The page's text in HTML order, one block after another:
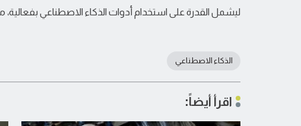
ليشمل القدرة على استخدام أدوات الذكاء الاصطناعي
الذكاء الاصطناعي
اقرأ أيضاً: